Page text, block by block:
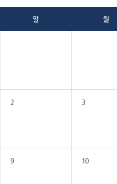
일 월
2 3
9 10